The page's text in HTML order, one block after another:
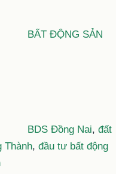
BẤT ĐỘNG SẢN
BDS Đồng Nai, đất
Thành, đầu tư bất động